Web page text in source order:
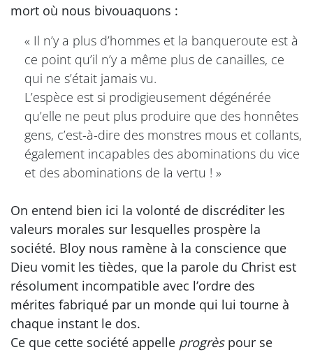
mort où nous bivouaquons :
« Il n’y a plus d’hommes et la banqueroute est à
ce point qu’il n’y a même plus de canailles, ce
qui ne s’était jamais vu.
L’espèce est si prodigieusement dégénérée
qu’elle ne peut plus produire que des honnêtes
gens, c’est-à-dire des monstres mous et collants,
également incapables des abominations du vice
et des abominations de la vertu ! »
On entend bien ici la volonté de discréditer les
valeurs morales sur lesquelles prospère la
société. Bloy nous ramène à la conscience que
Dieu vomit les tièdes, que la parole du Christ est
résolument incompatible avec l’ordre des
mérites fabriqué par un monde qui lui tourne à
chaque instant le dos.
Ce que cette société appelle progrèspour se